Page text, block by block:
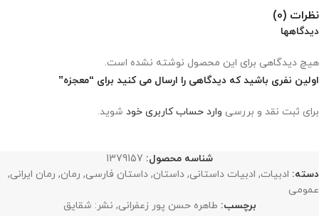
نظرات (0)
دیدگاهها
هیچ دیدگاهی برای این محصول نوشته نشده است.
اولین نفری باشید که دیدگاهی را ارسال می کنید برای “معجزه”
برای ثبت نقد و بررسی وارد حساب کاربری خود شوید.
شناسه محصول: 1379157
دسته: ادبیات, ادبیات داستانی, داستان, داستان فارسی, رمان, رمان ایرانی,
عمومی
برچسب: طاهره حسن پور زعفرانی, نشر: شقایق